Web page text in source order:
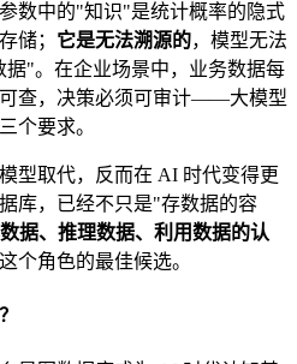
数中的"知识"是统计概率的隐式
储； 它是无法溯源的，模型无法
"。在企业场景中，业务数据每
查，决策必须可审计——大模型
个要求。
型取代，反而在 AI 时代变得更
库，已经不只是"存数据的容
据、推理数据、利用数据的认
个角色的最佳候选。